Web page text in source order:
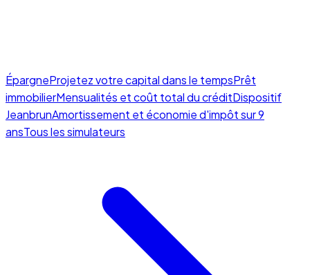
ÉpargneProjetez votre capital dans le tempsPrêt
immobilierMensualités et coût total du créditDispositif
JeanbrunAmortissement et économie d'impôt sur 9
ansTous les simulateurs